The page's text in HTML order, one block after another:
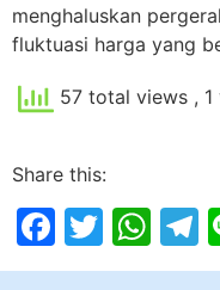
menghaluskan
fluktuasi harga yang
57 total views ,
Share this: